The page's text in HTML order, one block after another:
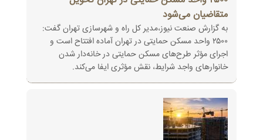
متقاضیان می‌شود
به گزارش صنعت نیوز،مدیر کل راه و شهرسازی تهران گفت:
۲۵۰۰ واحد مسکن حمایتی در تهران آماده افتتاح است و
اجرای مؤثر طرح‌های مسکن حمایتی در خانه‌دار شدن
خانوارهای واجد شرایط، نقش مؤثری ایفا می‌کند.